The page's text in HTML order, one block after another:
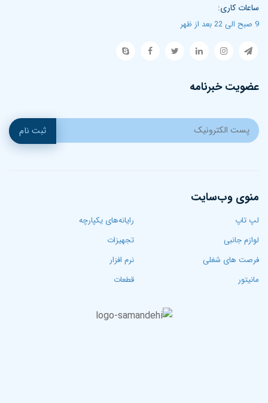
ساعات کاری:
9 صبح الی 22 بعد از ظهر
عضویت خبرنامه
ثبت نام
منوی وب‌سایت
لپ تاپ‌
رایانه‌های یکپارچه
لوازم جانبی
تجهیزات
فرصت های شغلی
نرم افزار
مانیتور
قطعات